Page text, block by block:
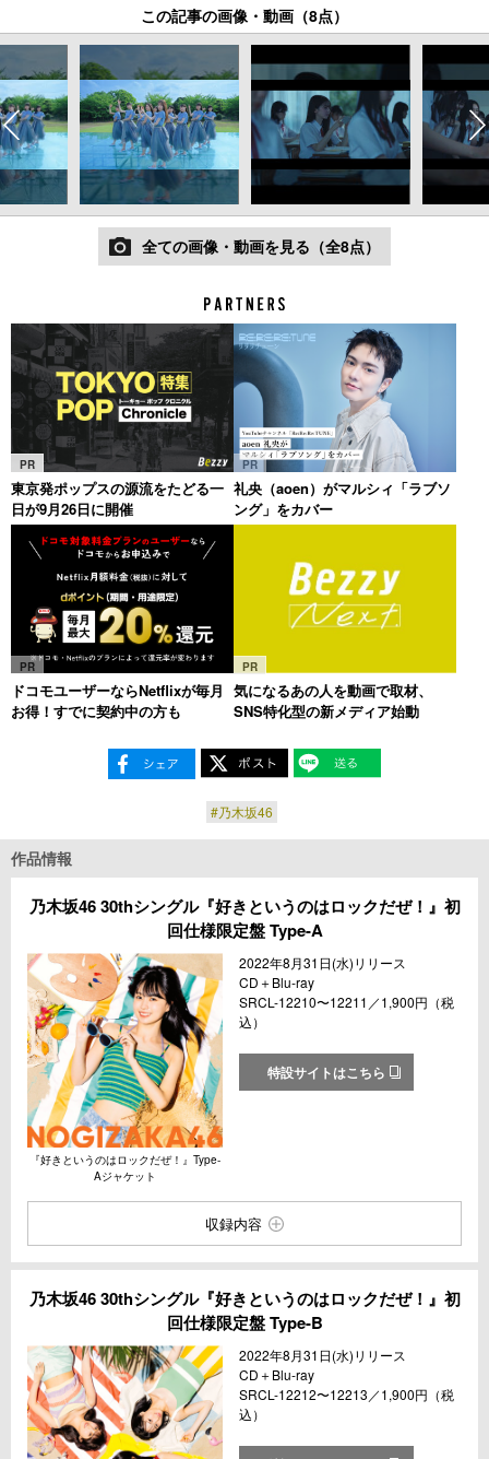
この記事の画像・動画（8点）
全ての画像・動画を見る（全8点）
PR
東京発ポップスの源流をたどる一
日が9月26日に開催
PR
礼央（aoen）がマルシィ「ラブソ
ング」をカバー
PR
ドコモユーザーならNetflixが毎月
お得！すでに契約中の方も
PR
気になるあの人を動画で取材、
SNS特化型の新メディア始動
#乃木坂46
作品情報
乃木坂46 30thシングル『好きというのはロックだぜ！』初
回仕様限定盤 Type-A
『好きというのはロックだぜ！』Type-
Aジャケット
2022年8月31日(水)リリース
CD＋Blu-ray
SRCL-12210〜12211／1,900円（税
込）
特設サイトはこちら
収録内容
乃木坂46 30thシングル『好きというのはロックだぜ！』初
回仕様限定盤 Type-B
2022年8月31日(水)リリース
CD＋Blu-ray
SRCL-12212〜12213／1,900円（税
込）